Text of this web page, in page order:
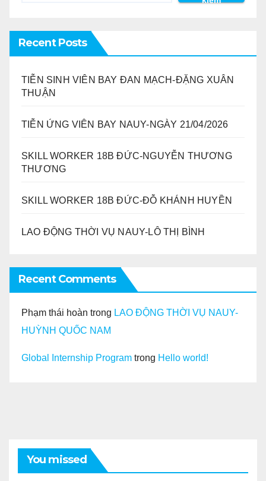
Recent Posts
TIỄN SINH VIÊN BAY ĐAN MẠCH-ĐẶNG XUÂN
THUẬN
TIỄN ỨNG VIÊN BAY NAUY-NGÀY 21/04/2026
SKILL WORKER 18B ĐỨC-NGUYỄN THƯƠNG
THƯƠNG
SKILL WORKER 18B ĐỨC-ĐỖ KHÁNH HUYỀN
LAO ĐỘNG THỜI VỤ NAUY-LÔ THỊ BÌNH
Recent Comments
Phạm thái hoàn trong LAO ĐỘNG THỜI VỤ NAUY-
HUỲNH QUỐC NAM
Global Internship Program trong Hello world!
You missed